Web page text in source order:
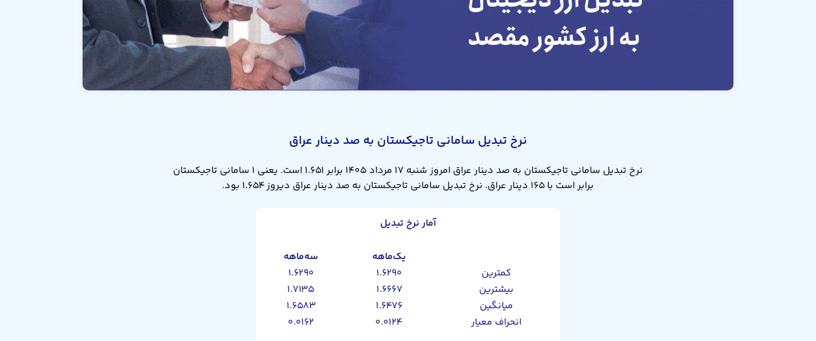
نرخ تبدیل سامانی تاجیکستان به صد دینار عراق
نرخ تبدیل سامانی تاجیکستان به صد دینار عراق امروز شنبه ۱۷ مرداد ۱۴۰۵ برابر ۱.۶۵۱ است. یعنی ۱ سامانی تاجیکستان
برابر است با ۱۶۵ دینار عراق. نرخ تبدیل سامانی تاجیکستان به صد دینار عراق دیروز ۱.۶۵۴ بود.
آمار نرخ تبدیل
یک‌ماهه
سه‌ماهه
کمترین
۱.۶۲۹۰
۱.۶۲۹۰
بیشترین
۱.۶۶۶۷
۱.۷۱۳۵
میانگین
۱.۶۴۷۶
۱.۶۵۸۳
انحراف معیار
۰.۰۱۲۴ ۰.۰۱۶۲